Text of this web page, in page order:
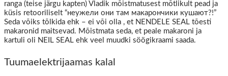
ranga (teise järgu kapten) Vladik mõistmatusest mõtlikult pead ja
küsis retooriliselt “неужели они там макарончики кушают?!”
Seda võiks tõlkida ehk – ei või olla , et NENDELE SEAL tõesti
makaronid maitsevad. Mõistmata seda, et peale makaroni ja
kartuli oli NEIL SEAL ehk veel muudki söögikraami saada.
Tuumaelektrijaamas kalal